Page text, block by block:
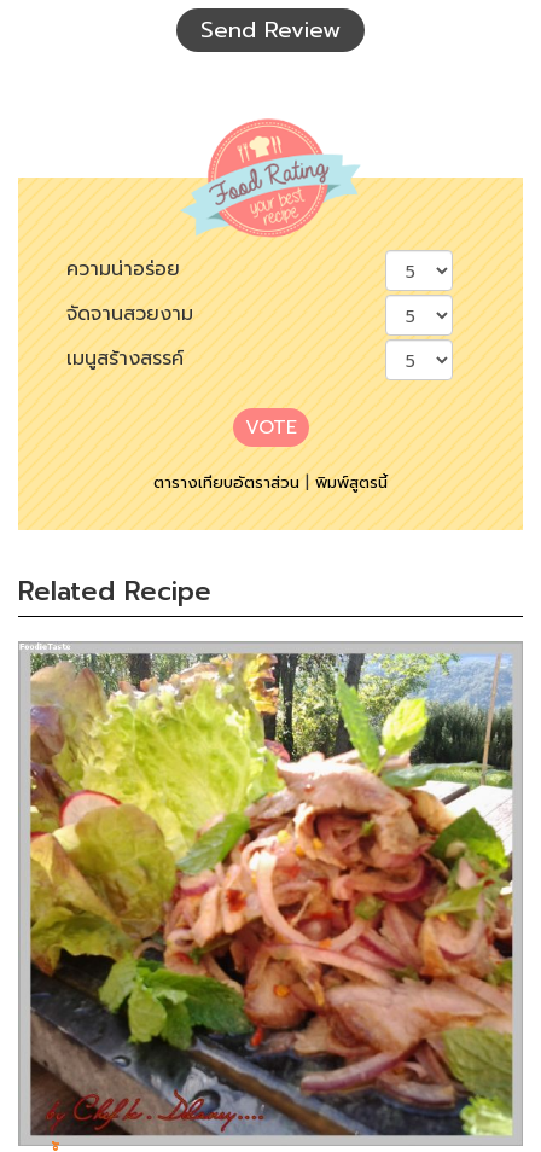
Send Review
ความน่าอร่อย
จัดจานสวยงาม
เมนูสร้างสรรค์
VOTE
ตารางเทียบอัตราส่วน|พิมพ์สูตรนี้
Related Recipe